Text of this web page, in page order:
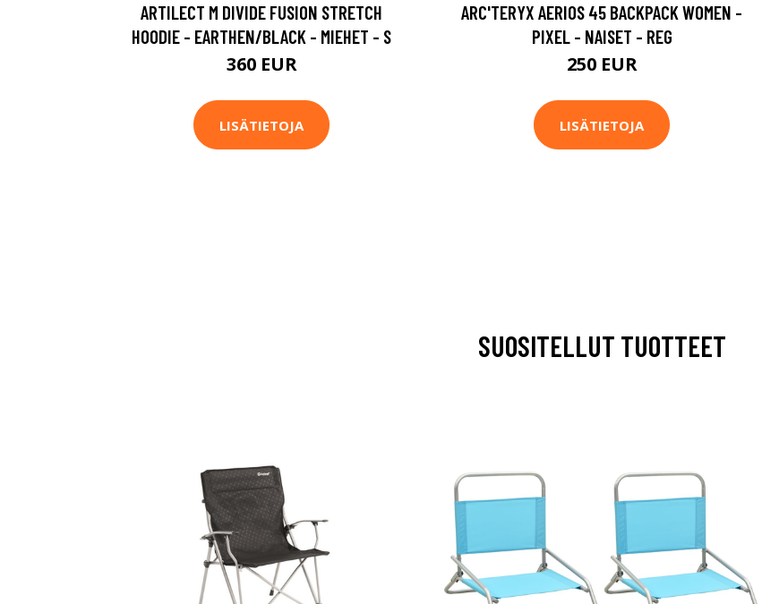
ARTILECT M DIVIDE FUSION STRETCH
HOODIE - EARTHEN/BLACK - MIEHET - S
360 EUR
LISÄTIETOJA
ARC'TERYX AERIOS 45 BACKPACK WOMEN -
PIXEL - NAISET - REG
250 EUR
LISÄTIETOJA
SUOSITELLUT TUOTTEET